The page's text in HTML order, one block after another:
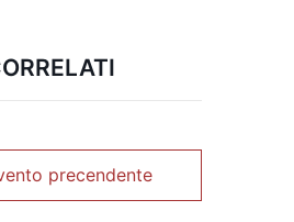
precendente